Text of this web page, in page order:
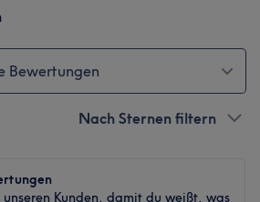
Bewertungen
Nach Sternen filtern
unseren Kunden, damit du weißt, was